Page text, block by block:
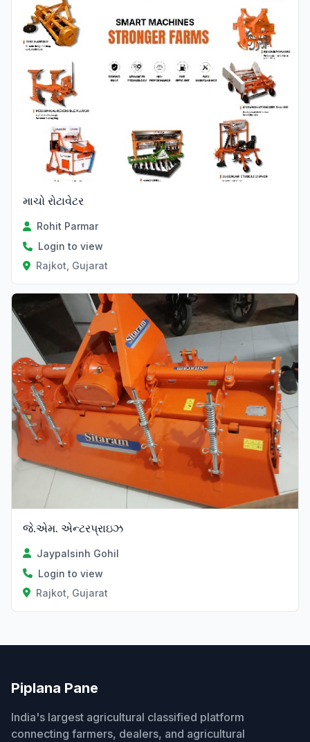
માચો રોટાવેટર
Rohit Parmar
Login to view
Rajkot, Gujarat
Verified
જે.એમ. એન્ટરપ્રાઇઝ
Jaypalsinh Gohil
Login to view
Rajkot, Gujarat
Piplana Pane
India's largest agricultural classified platform
connecting farmers, dealers, and agricultural